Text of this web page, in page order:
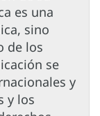
es una
sino
de los
se
y
y los